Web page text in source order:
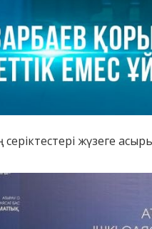
жүзеге